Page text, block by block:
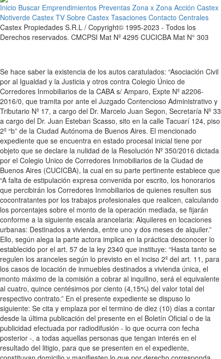
Inicio Buscar Emprendimientos Preventas Zona x Zona Acción Castex
Notiverde Castex TV Sobre Castex Tasaciones Contacto Centrales
Castex Propiedades S.R.L / Copyright© 1995-2023 - Todos los
Derechos reservados. CMCPSI Mat Nº 4295 CUCICBA Mat N° 303
Se hace saber la existencia de los autos caratulados: “Asociación Civil
por al Igualdad y la Justicia y otros contra Colegio Único de
Corredores Inmobiliarios de la CABA s/ Amparo, Expte Nº a2206-
2016/0, que tramita por ante el Juzgado Contencioso Administrativo y
Tributario Nº 17, a cargo del Dr. Marcelo Juan Segon, Secretaría Nº 33
a cargo del Dr. Juan Esteban Scasso, sito en la calle Tacuarí 124, piso
2º “b” de la Ciudad Autónoma de Buenos Aires. El mencionado
expediente que se encuentra en estado procesal inicial tiene por
objeto que se declare la nulidad de la Resolución Nº 350/2016 dictada
por el Colegio Unico de Corredores Inmobiliarios de la Ciudad de
Buenos Aires (CUCICBA), la cual en su parte pertinente establece que
“A falta de estipulación expresa convenida por escrito, los honorarios
que percibirán los Corredores Inmobiliarios de quienes resulten sus
cocontratantes por los trabajos profesionales que realicen, calculando
los porcentajes sobre el monto de la operación mediada, se fijarán
conforme a la siguiente escala arancelaria: Alquileres en locaciones
urbanas: Destinados a vivienda, entre uno y dos meses de alquiler.”
Ello, según alega la parte actora implica en la práctica desconocer lo
establecido por el art. 57 de la ley 2340 que instituye: “Hasta tanto se
regulen los aranceles según lo previsto en el inciso 2º del art. 11, para
los casos de locación de inmuebles destinados a vivienda única, el
monto máximo de la comisión a cobrar al inquilino, será el equivalente
al cuatro, quince centésimos por ciento (4,15%) del valor total del
respectivo contrato.” En el presente expediente se dispuso lo
siguiente: Se cita y emplaza por el termino de diez (10) días a contar
desde la última publicación del presente en el Boletín Oficial o de la
publicidad efectuada por radiodifusión - lo que ocurra con fecha
posterior -, a todas aquellas personas que tengan interés en el
resultado del litigio, para que se presenten en el expediente,